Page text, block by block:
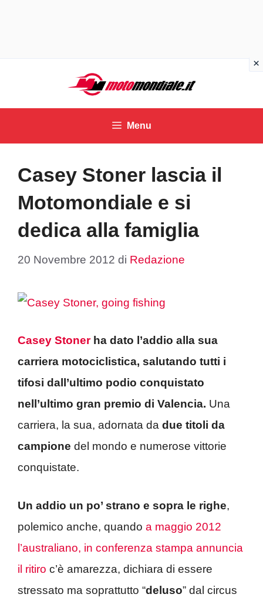
contenuto
Menu
Casey Stoner lascia il
Motomondiale e si
dedica alla famiglia
20 Novembre 2012 di Redazione
Casey Stonerha dato l’addio alla sua
carriera motociclistica, salutando tutti i
tifosi dall’ultimo podio conquistato
nell’ultimo gran premio di Valencia. Una
carriera, la sua, adornata da due titoli da
campione del mondo e numerose vittorie
conquistate.
Un addio un po’ strano e sopra le righe,
polemico anche, quando a maggio 2012
l’australiano, in conferenza stampa annuncia
il ritiro c’è amarezza, dichiara di essere
stressato ma soprattutto “deluso” dal circus